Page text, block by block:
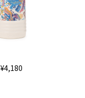
¥4,180